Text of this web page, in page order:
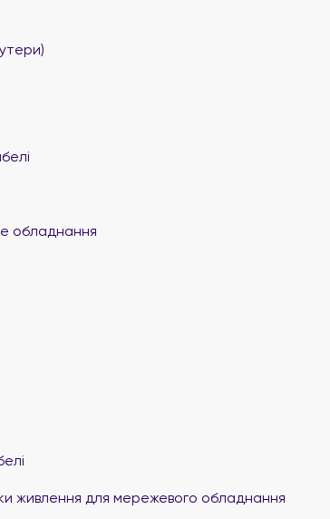
обладнання
живлення для мережевого обладнання